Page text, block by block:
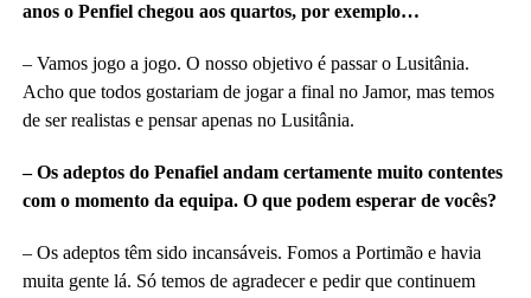
anos o Penfiel chegou aos quartos, por exemplo…
– Vamos jogo a jogo. O nosso objetivo é passar o Lusitânia.
Acho que todos gostariam de jogar a final no Jamor, mas temos
de ser realistas e pensar apenas no Lusitânia.
– Os adeptos do Penafiel andam certamente muito contentes
com o momento da equipa. O que podem esperar de vocês?
– Os adeptos têm sido incansáveis. Fomos a Portimão e havia
muita gente lá. Só temos de agradecer e pedir que continuem